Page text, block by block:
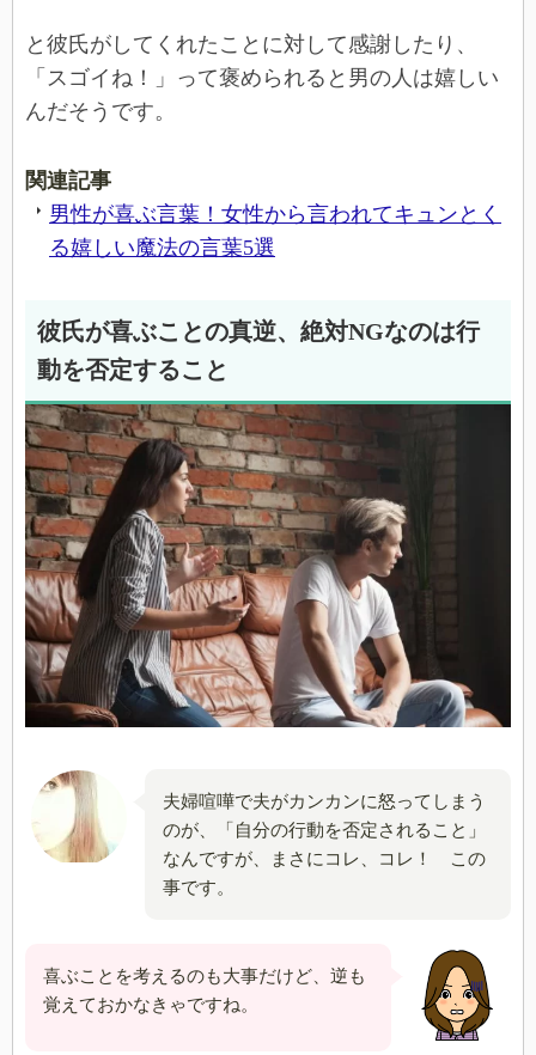
と彼氏がしてくれたことに対して感謝したり、
「スゴイね！」って褒められると男の人は嬉しい
んだそうです。
関連記事
男性が喜ぶ言葉！女性から言われてキュンとく
る嬉しい魔法の言葉5選
彼氏が喜ぶことの真逆、絶対NGなのは行
動を否定すること
夫婦喧嘩で夫がカンカンに怒ってしまう
のが、「自分の行動を否定されること」
なんですが、まさにコレ、コレ！ この
事です。
喜ぶことを考えるのも大事だけど、逆も
覚えておかなきゃですね。